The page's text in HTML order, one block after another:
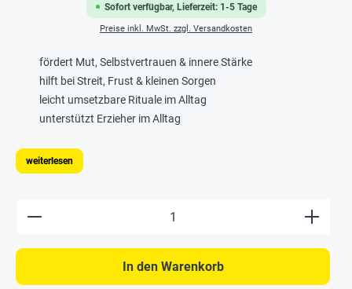
Sofort verfügbar, Lieferzeit: 1-5 Tage
Preise inkl. MwSt. zzgl. Versandkosten
fördert Mut, Selbstvertrauen & innere Stärke
hilft bei Streit, Frust & kleinen Sorgen
leicht umsetzbare Rituale im Alltag
unterstützt Erzieher im Alltag
weiterlesen
Produkt Anzahl: Gib den gewünschten
In den Warenkorb